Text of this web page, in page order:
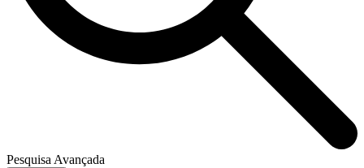
Pesquisa Avançada